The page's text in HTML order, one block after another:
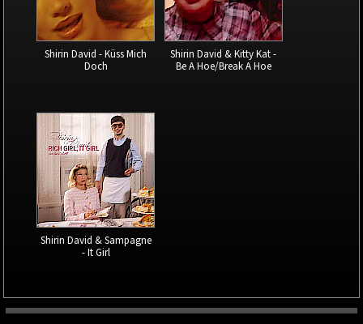
Shirin David - Küss Mich
Doch
Shirin David & Kitty Kat -
Be A Hoe/Break A Hoe
Shirin David & Sampagne
- It Girl